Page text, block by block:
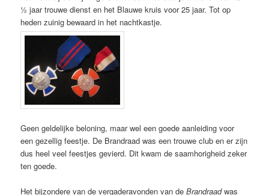
½ jaar trouwe dienst en het Blauwe kruis voor 25 jaar. Tot op
heden zuinig bewaard in het nachtkastje.
Geen geldelijke beloning, maar wel een goede aanleiding voor
een gezellig feestje. De Brandraad was een trouwe club en er zijn
dus heel veel feestjes gevierd. Dit kwam de saamhorigheid zeker
ten goede.
Het bijzondere van de vergaderavonden van deBrandraadwas